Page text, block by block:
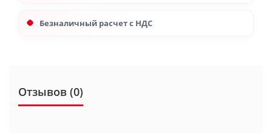
Безналичный расчет с НДС
Отзывов (0)